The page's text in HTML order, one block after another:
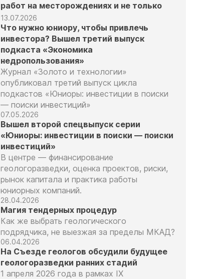
работ на месторождениях и не только
13.07.2026
Что нужно юниору, чтобы привлечь
инвестора? Вышел третий выпуск
подкаста «Экономика
недропользования»
Журнал «Золото и технологии»
опубликовал третий выпуск цикла
подкастов «Юниоры: инвестиции в поиски
— поиски инвестиций»
07.05.2026
Вышел второй спецвыпуск серии
«Юниоры: инвестиции в поиски — поиски
инвестиций»
В центре — финансирование
геологоразведки, оценка проектов, риски,
рынок капитала и практика работы
юниорных компаний.
28.04.2026
Магия тендерных процедур
Как же выбрать геологического
подрядчика, не выезжая за пределы МКАД?
06.04.2026
На Съезде геологов обсудили будущее
геологоразведки ранних стадий
1 апреля 2026 года в рамках IX